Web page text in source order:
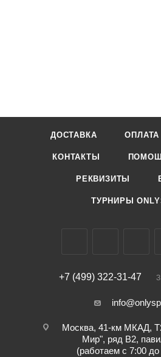
ДОСТАВКА ОПЛАТА
КОНТАКТЫ
РЕКВИЗИТЫ
ТУРНИРЫ
+7 (499) 322-31-47
Москва, 41-км МКАД,
Мир", ряд В2,
(работаем с 7:00 до